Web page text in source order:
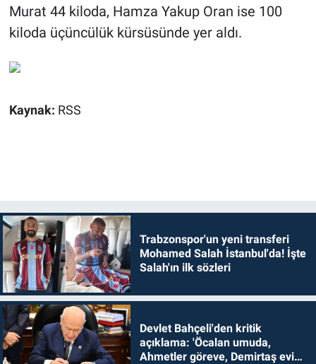
Murat 44 kiloda, Hamza Yakup Oran ise 100
kiloda üçüncülük kürsüsünde yer aldı.
Kaynak: RSS
Trabzonspor'un yeni transferi
Mohamed Salah İstanbul'da! İşte
Salah'ın ilk sözleri
Devlet Bahçeli'den kritik
açıklama: 'Öcalan umuda,
Ahmetler göreve, Demirtaş evine